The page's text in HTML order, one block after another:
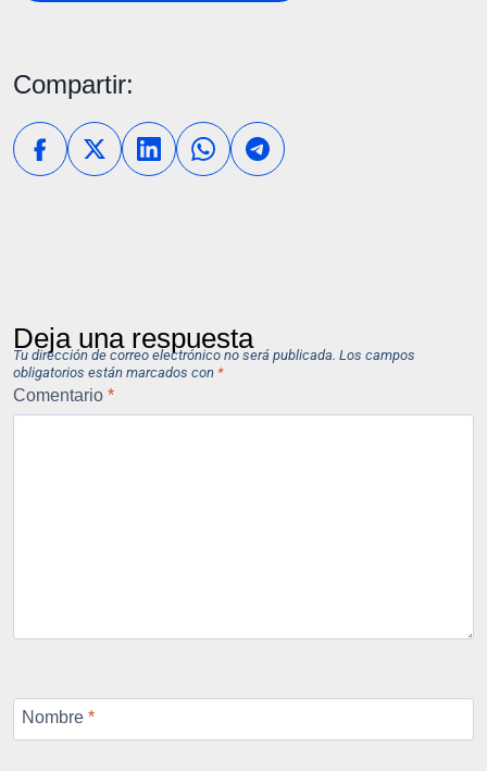
Compartir:
Deja una respuesta
Tu dirección de correo electrónico no será publicada. Los campos
obligatorios están marcados con *
Comentario *
Nombre *